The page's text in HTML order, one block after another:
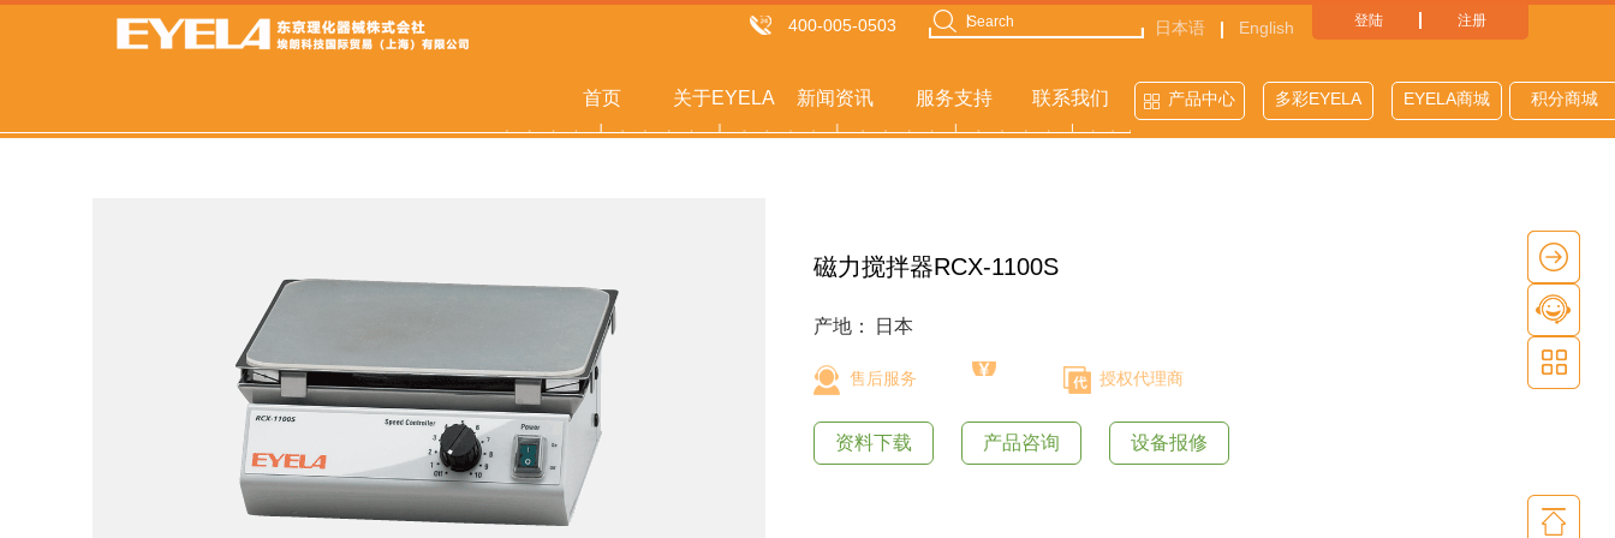
登陆 注册
400-005-0503 日本语 English
首页 关于EYELA 新闻资讯 服务支持 联系我们 产品中心 多彩EYELA EYELA商城 积分商城
磁力搅拌器RCX-1100S
产地： 日本
售后服务 授权代理商
资料下载 产品咨询 设备报修